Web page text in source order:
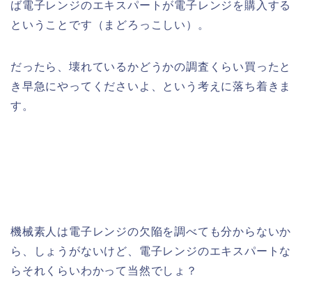
ば電子レンジのエキスパートが電子レンジを購入する
ということです（まどろっこしい）。
だったら、壊れているかどうかの調査くらい買ったと
き早急にやってくださいよ、という考えに落ち着きま
す。
機械素人は電子レンジの欠陥を調べても分からないか
ら、しょうがないけど、電子レンジのエキスパートな
らそれくらいわかって当然でしょ？